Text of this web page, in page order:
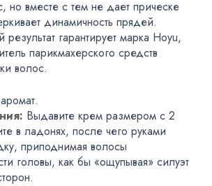
, но вместе с тем не дает прическе
динамичность прядей.
гарантирует марка Hoyu,
парикмахерского средств
волос.
Выдавите крем размером с 2
в ладонях, после чего руками
, приподнимая волосы
головы, как бы «ощупывая» силуэт